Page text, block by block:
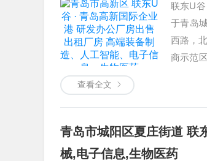
联东U
于青岛
西路，
商示范
查看全文
青岛市城阳区夏庄街道 联
械,电子信息,生物医药